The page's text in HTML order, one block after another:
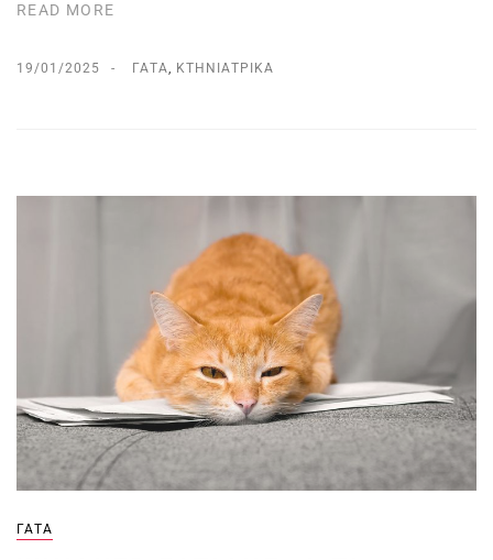
READ MORE
19/01/2025 ΓΆΤΑ, ΚΤΗΝΙΑΤΡΙΚΆ
ΓΆΤΑ